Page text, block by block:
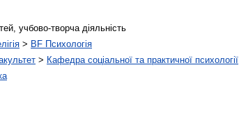
учбово-творча діяльність
> BF Психологія
> Кафедра соціальної та практичної психології